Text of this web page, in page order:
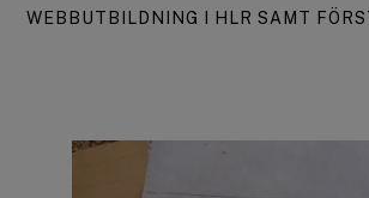
WEBBUTBILDNING I HLR SAMT